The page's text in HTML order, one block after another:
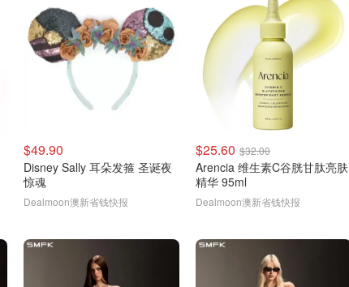
$49.90
Disney Sally 耳朵发箍 圣诞夜
惊魂
Dealmoon澳新省钱快报
$25.60 $32.00
Arencia 维生素C谷胱甘肽亮肤
精华 95ml
Dealmoon澳新省钱快报